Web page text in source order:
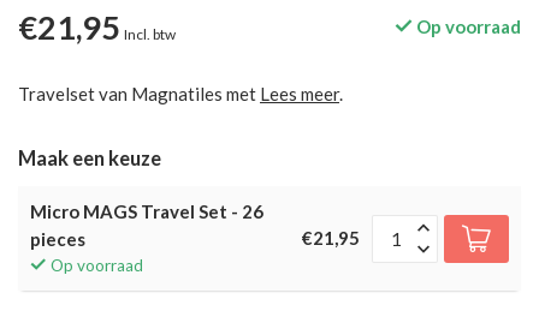
€21,95 Incl. btw Op voorraad
Travelset van Magnatiles met Lees meer.
Maak een keuze
Micro MAGS Travel Set - 26
pieces
Op voorraad
€21,95